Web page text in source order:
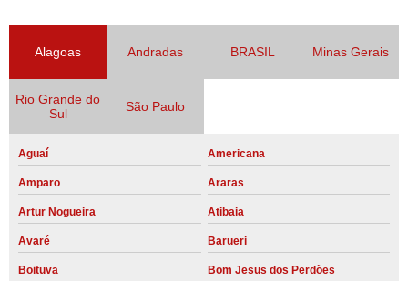
Alagoas Andradas BRASIL Minas Gerais
Rio Grande do
Sul
São Paulo
Aguaí Americana
Amparo Araras
Artur Nogueira Atibaia
Avaré Barueri
Boituva Bom Jesus dos Perdões